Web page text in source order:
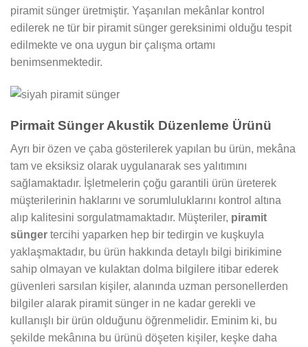
piramit sünger üretmiştir. Yaşanılan mekânlar kontrol
edilerek ne tür bir piramit sünger gereksinimi olduğu tespit
edilmekte ve ona uygun bir çalışma ortamı
benimsenmektedir.
Pirmait Sünger Akustik Düzenleme Ürünü
Ayrı bir özen ve çaba gösterilerek yapılan bu ürün, mekâna
tam ve eksiksiz olarak uygulanarak ses yalıtımını
sağlamaktadır. İşletmelerin çoğu garantili ürün üreterek
müşterilerinin haklarını ve sorumluluklarını kontrol altına
alıp kalitesini sorgulatmamaktadır. Müşteriler, piramit
sünger tercihi yaparken hep bir tedirgin ve kuşkuyla
yaklaşmaktadır, bu ürün hakkında detaylı bilgi birikimine
sahip olmayan ve kulaktan dolma bilgilere itibar ederek
güvenleri sarsılan kişiler, alanında uzman personellerden
bilgiler alarak piramit sünger in ne kadar gerekli ve
kullanışlı bir ürün olduğunu öğrenmelidir. Eminim ki, bu
şekilde mekânına bu ürünü döşeten kişiler, keşke daha